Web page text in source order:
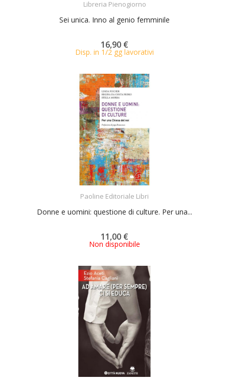
Libreria Pienogiorno
Sei unica. Inno al genio femminile
16,90 €
Disp. in 1/2 gg lavorativi
Paoline Editoriale Libri
Donne e uomini: questione di culture. Per una...
11,00 €
Non disponibile